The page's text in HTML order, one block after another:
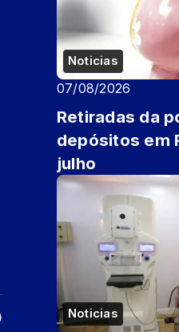
Noticias
07/08/2026
Retiradas da
depósitos em
julho
Noticias